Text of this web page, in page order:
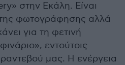
στην Εκάλη. Είναι
φωτογράφησης αλλά
για τη φετινή
εντούτοις
μας. Η ενέργεια